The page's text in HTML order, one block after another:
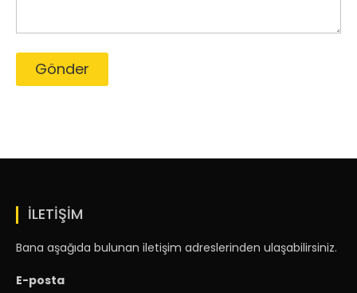
İLETİŞİM
Bana aşağıda bulunan iletişim adreslerinden ulaşabilirsiniz.
E-posta